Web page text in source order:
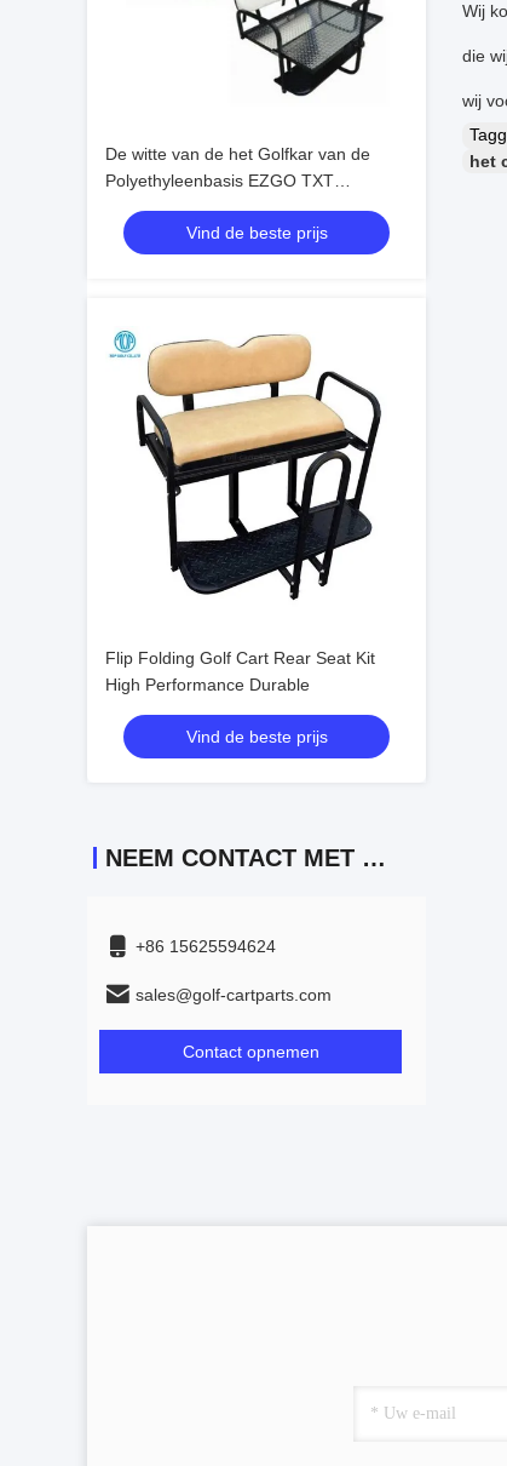
De witte van de het Golfkar van de
Polyethyleenbasis EZGO TXT
Uitrusting van Achterbank
Vind de beste prijs
Flip Folding Golf Cart Rear Seat Kit
High Performance Durable
Vind de beste prijs
NEEM CONTACT MET ONS OP
+86 15625594624
sales@golf-cartparts.com
Contact opnemen
Wij
die
wij
het